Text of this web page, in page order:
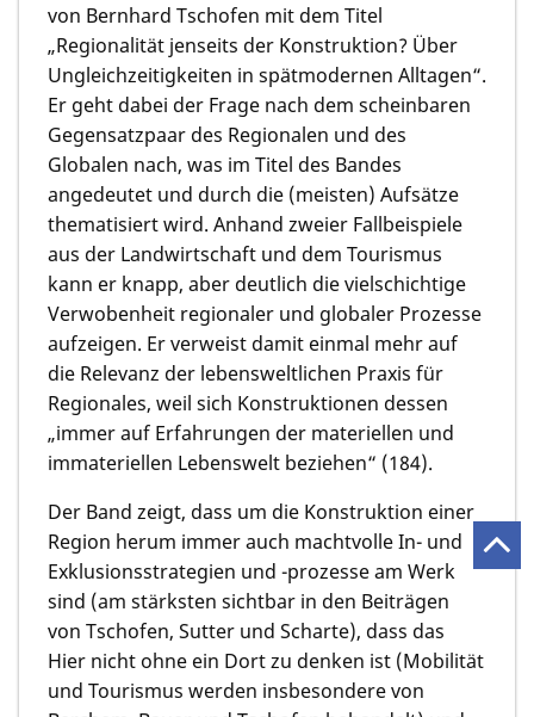
von Bernhard Tschofen mit dem Titel
„Regionalität jenseits der Konstruktion? Über
Ungleichzeitigkeiten in spätmodernen Alltagen“.
Er geht dabei der Frage nach dem scheinbaren
Gegensatzpaar des Regionalen und des
Globalen nach, was im Titel des Bandes
angedeutet und durch die (meisten) Aufsätze
thematisiert wird. Anhand zweier Fallbeispiele
aus der Landwirtschaft und dem Tourismus
kann er knapp, aber deutlich die vielschichtige
Verwobenheit regionaler und globaler Prozesse
aufzeigen. Er verweist damit einmal mehr auf
die Relevanz der lebensweltlichen Praxis für
Regionales, weil sich Konstruktionen dessen
„immer auf Erfahrungen der materiellen und
immateriellen Lebenswelt beziehen“ (184).
Der Band zeigt, dass um die Konstruktion einer
Region herum immer auch machtvolle In- und
Exklusionsstrategien und -prozesse am Werk
sind (am stärksten sichtbar in den Beiträgen
von Tschofen, Sutter und Scharte), dass das
Hier nicht ohne ein Dort zu denken ist (Mobilität
und Tourismus werden insbesondere von